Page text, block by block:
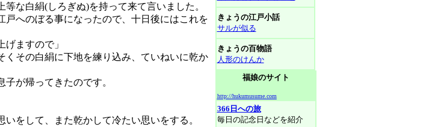
な白絹(しろぎぬ)を持って来て言いました。
戸へのぼる事になったので、十日後にはこれを
げますので」
その白絹に下地を練り込み、ていねいに乾か
が帰ってきたのです。
をして、また乾かして冷たい思いをする。
きょうの江戸小話
サルが似る
きょうの百物語
人形のけんか
福娘のサイト
http://hukumusume.com
366日への旅
毎日の記念日などを紹介